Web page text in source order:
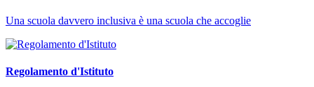
Una scuola davvero inclusiva è una scuola che accoglie
Regolamento d'Istituto